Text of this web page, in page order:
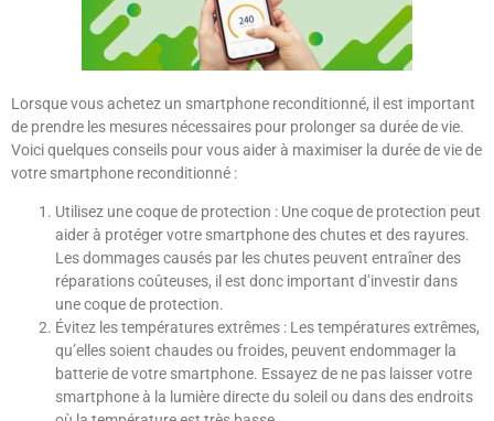
Lorsque vous achetez un smartphone reconditionné, il est important
de prendre les mesures nécessaires pour prolonger sa durée de vie.
Voici quelques conseils pour vous aider à maximiser la durée de vie de
votre smartphone reconditionné :
Utilisez une coque de protection : Une coque de protection peut
aider à protéger votre smartphone des chutes et des rayures.
Les dommages causés par les chutes peuvent entraîner des
réparations coûteuses, il est donc important d’investir dans
une coque de protection.
Évitez les températures extrêmes : Les températures extrêmes,
qu’elles soient chaudes ou froides, peuvent endommager la
batterie de votre smartphone. Essayez de ne pas laisser votre
smartphone à la lumière directe du soleil ou dans des endroits